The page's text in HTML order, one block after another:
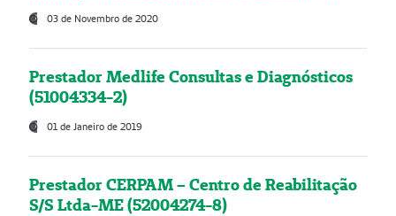
03 de Novembro de 2020
Prestador Medlife Consultas e Diagnósticos
(51004334-2)
01 de Janeiro de 2019
Prestador CERPAM – Centro de Reabilitação
S/S Ltda-ME (52004274-8)